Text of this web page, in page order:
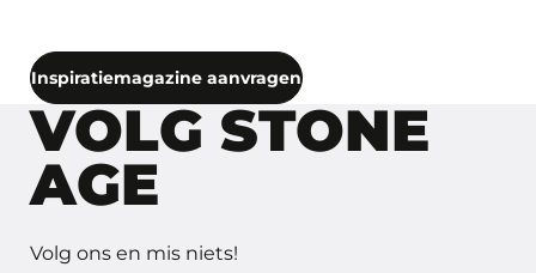
Inspiratiemagazine aanvragen
VOLG STONE
AGE
Volg ons en mis niets!